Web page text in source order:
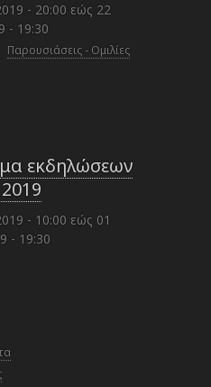
- 20:00 εώς 22
- 19:30
Παρουσιάσεις - Ομιλίες
εκδηλώσεων
- 10:00 εώς 01
- 19:30